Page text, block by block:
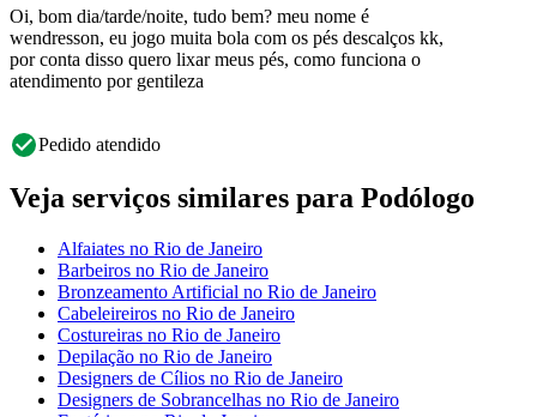
Oi, bom dia/tarde/noite, tudo bem? meu nome é
wendresson, eu jogo muita bola com os pés descalços kk,
por conta disso quero lixar meus pés, como funciona o
atendimento por gentileza
Pedido atendido
Veja serviços similares para Podólogo
Alfaiates no Rio de Janeiro
Barbeiros no Rio de Janeiro
Bronzeamento Artificial no Rio de Janeiro
Cabeleireiros no Rio de Janeiro
Costureiras no Rio de Janeiro
Depilação no Rio de Janeiro
Designers de Cílios no Rio de Janeiro
Designers de Sobrancelhas no Rio de Janeiro